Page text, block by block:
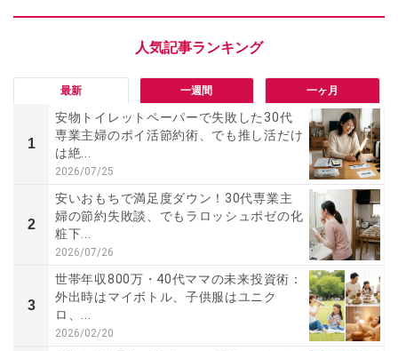
最新 一週間 一ヶ月
1
安物トイレットペーパーで失敗した30代
専業主婦のポイ活節約術、でも推し活だけ
は絶...
2026/07/25
2
安いおもちで満足度ダウン！30代専業主
婦の節約失敗談、でもラロッシュポゼの化
粧下...
2026/07/26
3
世帯年収800万・40代ママの未来投資術：
外出時はマイボトル、子供服はユニク
ロ、...
2026/02/20